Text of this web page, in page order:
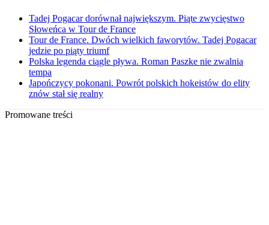
Tadej Pogacar dorównał największym. Piąte zwycięstwo
Słoweńca w Tour de France
Tour de France. Dwóch wielkich faworytów. Tadej Pogacar
jedzie po piąty triumf
Polska legenda ciągle pływa. Roman Paszke nie zwalnia
tempa
Japończycy pokonani. Powrót polskich hokeistów do elity
znów stał się realny
Promowane treści